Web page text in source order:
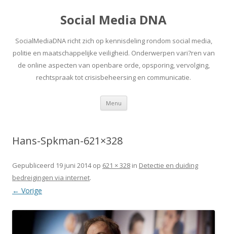
Social Media DNA
SocialMediaDNA richt zich op kennisdeling rondom social media,
politie en maatschappelijke veiligheid. Onderwerpen vari?ren van
de online aspecten van openbare orde, opsporing, vervolging,
rechtspraak tot crisisbeheersing en communicatie.
Menu Spring
inhoud
Hans-Spkman-621×328
Gepubliceerd 19 juni 2014op 621 × 328 in Detectie en duiding
bedreigingen via internet.
← Vorige